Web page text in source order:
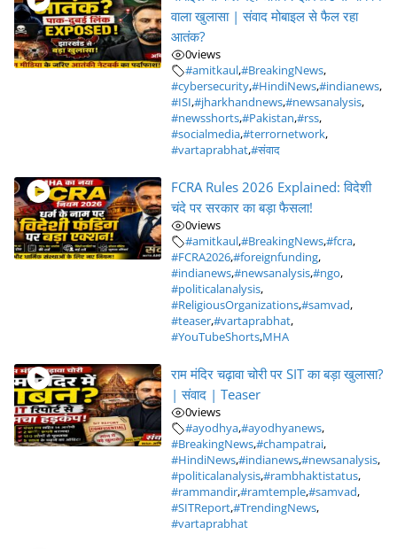
वाला खुलासा | संवाद मोबाइल से फैल रहा
आतंक?
0views
#amitkaul,#BreakingNews,
#cybersecurity,#HindiNews,#indianews,
#ISI,#jharkhandnews,#newsanalysis,
#newsshorts,#Pakistan,#rss,
#socialmedia,#terrornetwork,
#vartaprabhat,#संवाद
FCRA Rules 2026 Explained: विदेशी
चंदे पर सरकार का बड़ा फैसला!
0views
#amitkaul,#BreakingNews,#fcra,
#FCRA2026,#foreignfunding,
#indianews,#newsanalysis,#ngo,
#politicalanalysis,
#ReligiousOrganizations,#samvad,
#teaser,#vartaprabhat,
#YouTubeShorts,MHA
राम मंदिर चढ़ावा चोरी पर SIT का बड़ा खुलासा?
| संवाद | Teaser
0views
#ayodhya,#ayodhyanews,
#BreakingNews,#champatrai,
#HindiNews,#indianews,#newsanalysis,
#politicalanalysis,#rambhaktistatus,
#rammandir,#ramtemple,#samvad,
#SITReport,#TrendingNews,
#vartaprabhat